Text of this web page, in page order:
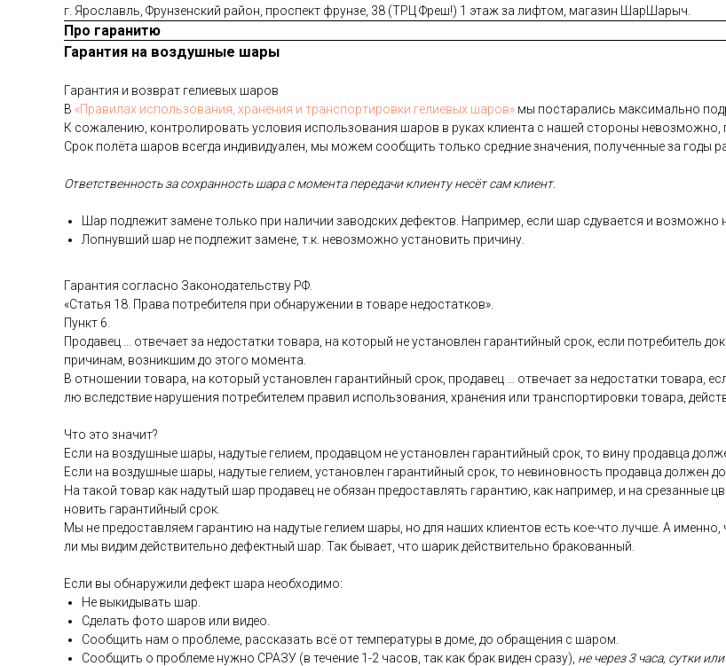
г. Ярославль, Фрунзенский район, проспект фрунзе, 38 (ТРЦ Фреш!) 1 этаж за лифтом, магазин ШарШарыч.
Про гаранитю
Гарантия на воздушные шары
Га­ран­тия и воз­врат ге­ли­евых ша­ров
В «Пра­ви­лах ис­поль­зо­ва­ния, хра­не­ния и тран­спор­ти­ров­ки ге­ли­евых ша­ров» мы пос­та­рались мак­си­маль­но
К со­жале­нию, кон­тро­лиро­вать ус­ло­вия ис­поль­зо­вания ша­ров в ру­ках кли­ен­та с на­шей сто­роны
Срок по­лёта ша­ров всег­да ин­ди­виду­ален, мы мо­жем со­об­щить толь­ко сред­ние зна­чения, по­лучен­ные за го­ды
От­ветс­твен­ность за сох­ранность ша­ра с мо­мен­та пе­реда­чи кли­ен­ту не­сёт сам кли­ент.
Шар под­ле­жит за­мене толь­ко при на­личии за­вод­ских де­фек­тов. Нап­ри­мер, ес­ли шар сду­ва­ет­ся и воз­можно
Лоп­нувший шар не под­ле­жит за­мене, т.к. не­воз­можно ус­та­новить при­чину.
Га­ран­тия сог­ласно За­коно­датель­ству РФ.
«Статья 18. Пра­ва пот­ре­бите­ля при об­на­руже­нии в то­варе не­дос­татков».
Пункт 6.
Про­давец … от­ве­ча­ет за не­дос­татки то­вара, на ко­торый не ус­та­нов­лен га­ран­тий­ный срок, ес­ли пот­ре­битель
при­чинам, воз­никшим до это­го мо­мен­та.
В от­но­шении то­вара, на ко­торый ус­та­нов­лен га­ран­тий­ный срок, про­давец … от­ве­ча­ет за не­дос­татки то­вара,
лю вследс­твие на­руше­ния пот­ре­бите­лем пра­вил ис­поль­зо­вания, хра­нения или тран­спор­ти­ров­ки то­вара,
Что это зна­чит?
Ес­ли на воз­душные ша­ры, на­дутые ге­ли­ем, про­дав­цом не ус­та­нов­лен га­ран­тий­ный срок, то ви­ну про­дав­ца
Ес­ли на воз­душные ша­ры, на­дутые ге­ли­ем, ус­та­нов­лен га­ран­тий­ный срок, то не­винов­ность про­дав­ца дол­жен
На та­кой то­вар как на­дутый шар про­давец не обя­зан пре­дос­тавлять га­ран­тию, как нап­ри­мер, и на сре­зан­ные
новить га­ран­тий­ный срок.
Мы не пре­дос­тавля­ем га­ран­тию на на­дутые ге­ли­ем ша­ры, но для на­ших кли­ен­тов есть кое-что луч­ше. А
ли мы ви­дим дей­стви­тель­но де­фек­тный шар. Так бы­ва­ет, что ша­рик дей­стви­тель­но бра­кован­ный.
Ес­ли вы об­на­ружи­ли де­фект ша­ра не­об­хо­димо:
Не вы­киды­вать шар.
Сде­лать фо­то ша­ров или ви­део.
Со­об­щить нам о проб­ле­ме, рас­ска­зать всё от тем­пе­рату­ры в до­ме, до об­ра­щения с ша­ром.
Со­об­щить о проб­ле­ме нуж­но СРА­ЗУ (в те­чение 1-2 ча­сов, так как брак ви­ден сра­зу), не че­рез 3 ча­са, сут­ки